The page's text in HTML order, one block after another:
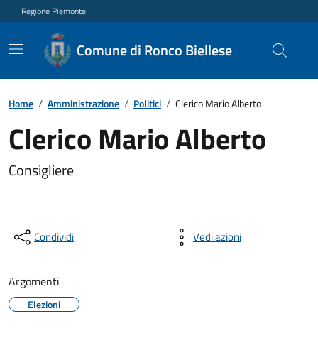
Regione Piemonte
Comune di Ronco Biellese
Home / Amministrazione / Politici / Clerico Mario Alberto
Clerico Mario Alberto
Consigliere
Condividi Vedi azioni
Argomenti
Elezioni